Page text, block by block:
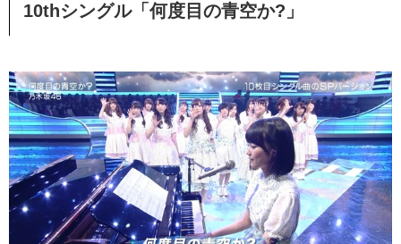
10thシングル「何度目の青空か?」